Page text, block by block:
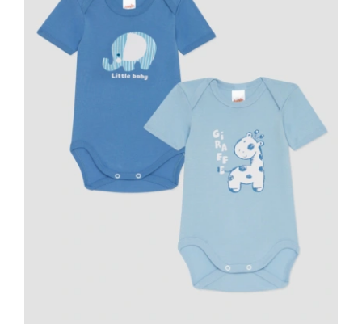
Κορίτσι
Εσώρουχα
Είδη Παρέλασης
Σχετικά με εμάς